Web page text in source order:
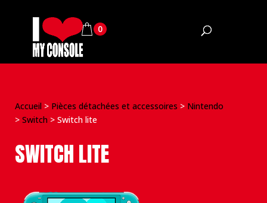
0
Accueil > Pièces détachées et accessoires > Nintendo
> Switch > Switch lite
SWITCH LITE